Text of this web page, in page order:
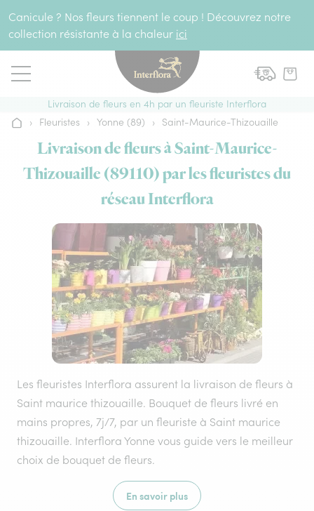
Canicule ? Nos fleurs tiennent le coup ! Découvrez notre
collection résistante à la chaleur ici
Livraison de fleurs en 4h par un fleuriste Interflora
Accueil
› Fleuristes › Yonne (89) › Saint-Maurice-Thizouaille
Livraison de fleurs à Saint-Maurice-
Thizouaille (89110) par les fleuristes du
réseau Interflora
Les fleuristes Interflora assurent la livraison de fleurs à
Saint maurice thizouaille. Bouquet de fleurs livré en
mains propres, 7j/7, par un fleuriste à Saint maurice
thizouaille. Interflora Yonne vous guide vers le meilleur
choix de bouquet de fleurs.
En savoir plus